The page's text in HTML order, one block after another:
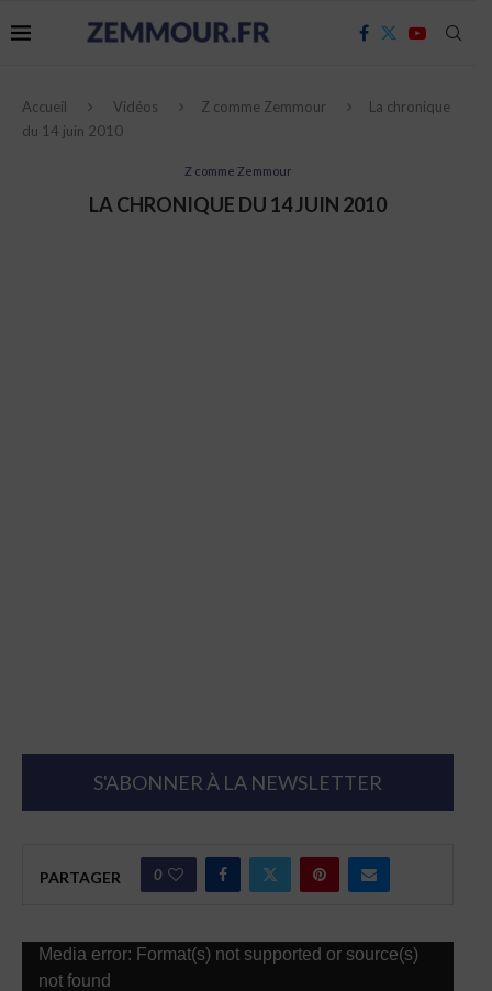
Accueil Vidéos Z comme Zemmour
La chronique
du 14 juin 2010
Z comme Zemmour
LA CHRONIQUE DU 14 JUIN 2010
S'ABONNER À LA NEWSLETTER
PARTAGER 0
Lecteur
vidéo
Media error: Format(s) not supported or source(s)
not found